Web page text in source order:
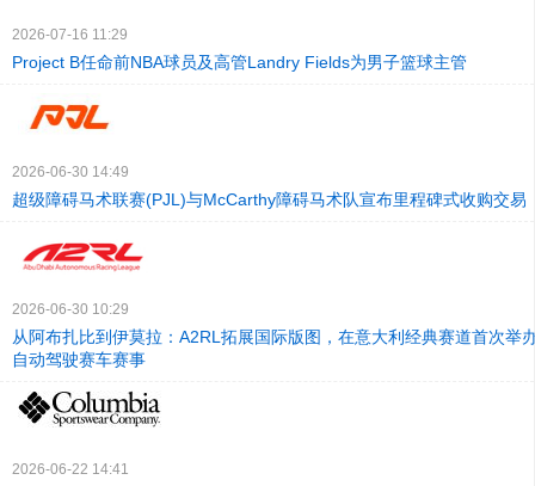
2026-07-16 11:29
Project B任命前NBA球员及高管Landry Fields为男子篮球主管
2026-06-30 14:49
超级障碍马术联赛(PJL)与McCarthy障碍马术队宣布里程碑式收购交易
2026-06-30 10:29
从阿布扎比到伊莫拉：A2RL拓展国际版图，在意大利经典赛道首次举
自动驾驶赛车赛事
2026-06-22 14:41